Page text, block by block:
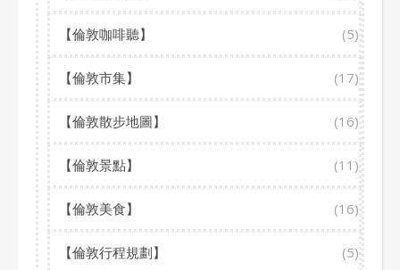
【倫敦咖啡聽】 (5)
【倫敦市集】 (17)
【倫敦散步地圖】 (16)
【倫敦景點】 (11)
【倫敦美食】 (16)
【倫敦行程規劃】 (5)